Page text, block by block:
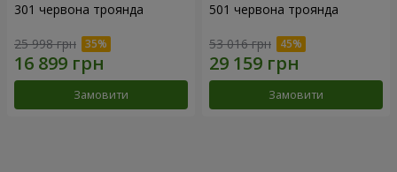
301 червона троянда
25 998 грн
Замовити
501 червона троянда
53 016 грн
Замовити